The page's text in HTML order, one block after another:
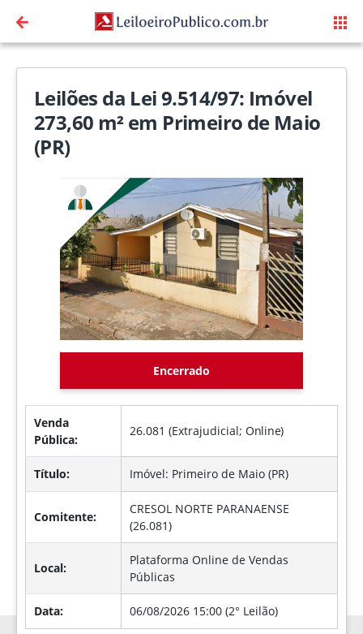
Leilões da Lei 9.514/97: Imóvel
273,60 m² em Primeiro de Maio
(PR)
Encerrado
Venda
Pública:
26.081 (Extrajudicial; Online)
Título: Imóvel: Primeiro de Maio (PR)
Comitente:
CRESOL NORTE PARANAENSE
(26.081)
Local:
Plataforma Online de Vendas
Públicas
Data: 06/08/2026 15:00 (2° Leilão)